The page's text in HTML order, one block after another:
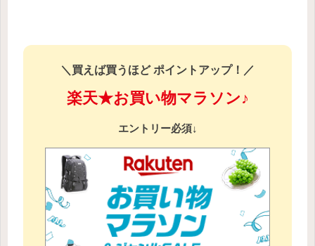
＼買えば買うほど ポイントアップ！／
楽天★お買い物マラソン♪
エントリー必須↓